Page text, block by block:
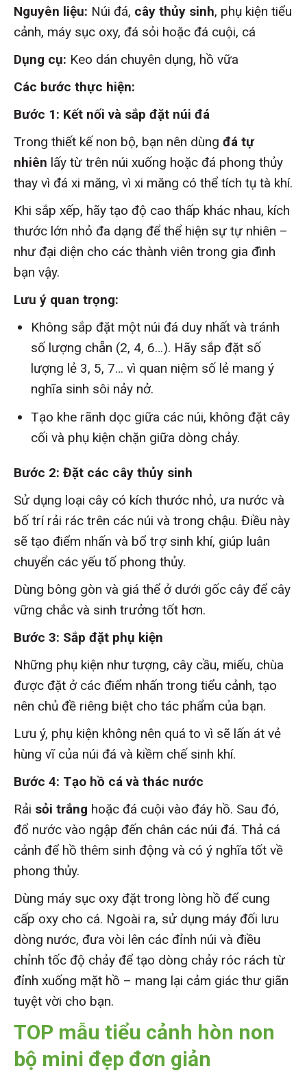
Nguyên liệu: Núi đá, cây thủy sinh, phụ kiện tiểu
cảnh, máy sục oxy, đá sỏi hoặc đá cuội, cá
Dụng cụ: Keo dán chuyên dụng, hồ vữa
Các bước thực hiện:
Bước 1: Kết nối và sắp đặt núi đá
Trong thiết kế non bộ, bạn nên dùng đá tự
nhiên lấy từ trên núi xuống hoặc đá phong thủy
thay vì đá xi măng, vì xi măng có thể tích tụ tà khí.
Khi sắp xếp, hãy tạo độ cao thấp khác nhau, kích
thước lớn nhỏ đa dạng để thể hiện sự tự nhiên –
như đại diện cho các thành viên trong gia đình
bạn vậy.
Lưu ý quan trọng:
Không sắp đặt một núi đá duy nhất và tránh
số lượng chẵn (2, 4, 6…). Hãy sắp đặt số
lượng lẻ 3, 5, 7… vì quan niệm số lẻ mang ý
nghĩa sinh sôi nảy nở.
Tạo khe rãnh dọc giữa các núi, không đặt cây
cối và phụ kiện chặn giữa dòng chảy.
Bước 2: Đặt các cây thủy sinh
Sử dụng loại cây có kích thước nhỏ, ưa nước và
bố trí rải rác trên các núi và trong chậu. Điều này
sẽ tạo điểm nhấn và bổ trợ sinh khí, giúp luân
chuyển các yếu tố phong thủy.
Dùng bông gòn và giá thể ở dưới gốc cây để cây
vững chắc và sinh trưởng tốt hơn.
Bước 3: Sắp đặt phụ kiện
Những phụ kiện như tượng, cây cầu, miếu, chùa
được đặt ở các điểm nhấn trong tiểu cảnh, tạo
nên chủ đề riêng biệt cho tác phẩm của bạn.
Lưu ý, phụ kiện không nên quá to vì sẽ lấn át vẻ
hùng vĩ của núi đá và kiềm chế sinh khí.
Bước 4: Tạo hồ cá và thác nước
Rải sỏi trắng hoặc đá cuội vào đáy hồ. Sau đó,
đổ nước vào ngập đến chân các núi đá. Thả cá
cảnh để hồ thêm sinh động và có ý nghĩa tốt về
phong thủy.
Dùng máy sục oxy đặt trong lòng hồ để cung
cấp oxy cho cá. Ngoài ra, sử dụng máy đối lưu
dòng nước, đưa vòi lên các đỉnh núi và điều
chỉnh tốc độ chảy để tạo dòng chảy róc rách từ
đỉnh xuống mặt hồ – mang lại cảm giác thư giãn
tuyệt vời cho bạn.
TOP mẫu tiểu cảnh hòn non
bộ mini đẹp đơn giản